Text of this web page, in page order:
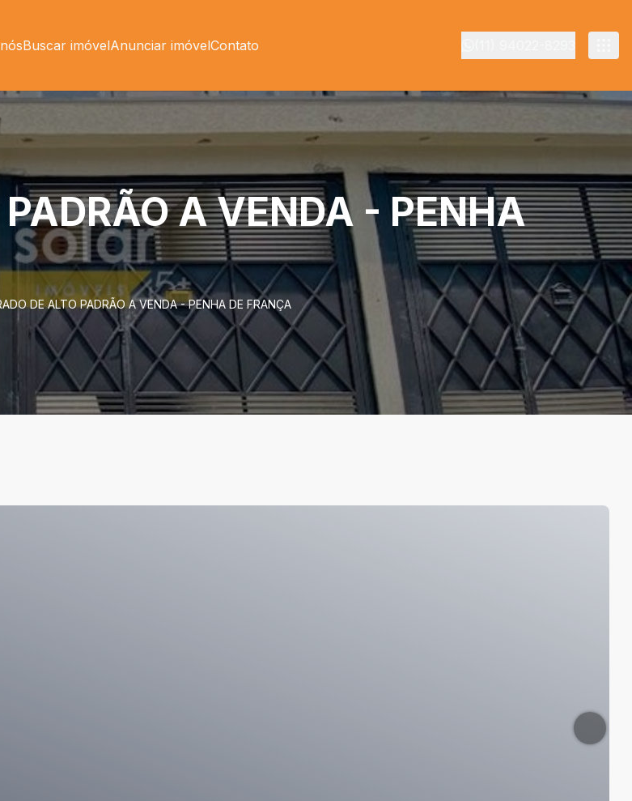
Buscar imóvelAnunciar imóvelContato
A VENDA - PENHA
DE ALTO PADRÃO A VENDA - PENHA DE FRANÇA